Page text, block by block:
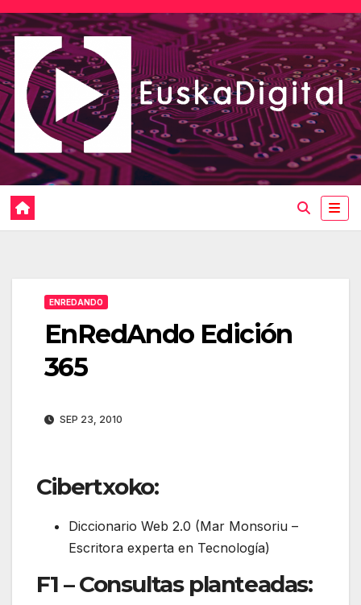
Saltar
al
contenido
ENREDANDO
EnRedAndo Edición
365
SEP 23, 2010
Cibertxoko:
Diccionario Web 2.0 (Mar Monsoriu –
Escritora experta en Tecnología)
F1 – Consultas planteadas: